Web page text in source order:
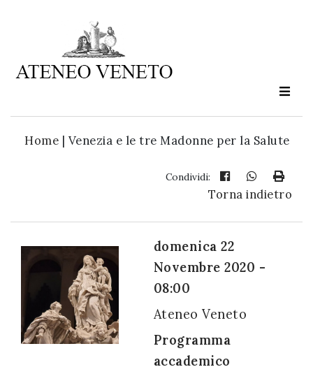
Home | Venezia e le tre Madonne per la Salute
Condividi:
Torna indietro
domenica 22
Novembre 2020 -
08:00
Ateneo Veneto
Programma
accademico
Ateneo
è
cultura
newsletter: